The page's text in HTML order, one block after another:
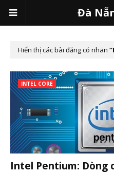
Đà
Hiển thị các bài đăng có nhãn
INTEL CORE
Intel Pentium: Dòng